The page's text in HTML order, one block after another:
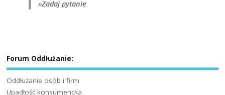
»Zadaj pytanie
Forum Oddłużanie:
Oddłużanie osób i firm
Upadłość konsumencka